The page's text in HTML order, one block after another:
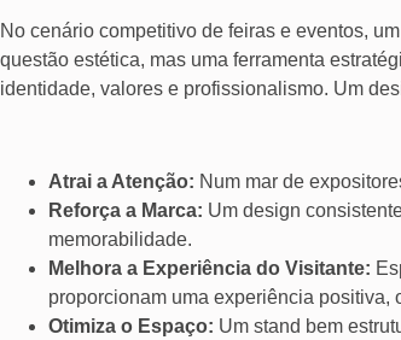
No cenário competitivo de feiras e eventos, um
questão estética, mas uma ferramenta
identidade, valores e profissionalismo. Um
Atrai a Atenção: Num mar de
Reforça a Marca: Um design
memorabilidade.
Melhora a Experiência do Visitante:
proporcionam uma experiência positiva,
Otimiza o Espaço: Um stand bem